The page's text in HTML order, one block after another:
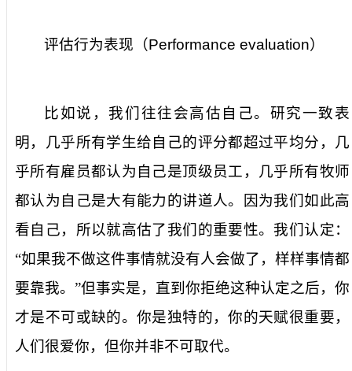
评估行为表现（Performance evaluation）
比如说，我们往往会高估自己。研究一致表
明，几乎所有学生给自己的评分都超过平均分，几
乎所有雇员都认为自己是顶级员工，几乎所有牧师
都认为自己是大有能力的讲道人。因为我们如此高
看自己，所以就高估了我们的重要性。我们认定：
“如果我不做这件事情就没有人会做了，样样事情都
要靠我。”但事实是，直到你拒绝这种认定之后，你
才是不可或缺的。你是独特的，你的天赋很重要，
人们很爱你，但你并非不可取代。